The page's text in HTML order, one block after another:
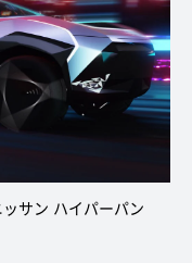
サン ハイパーパン